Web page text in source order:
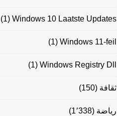
Windows 10 Laatste Updates
(1)
Windows 11-feil
(1)
Windows Registry Dll
(1)
ثقافة (150)
رياضة (1٬338)